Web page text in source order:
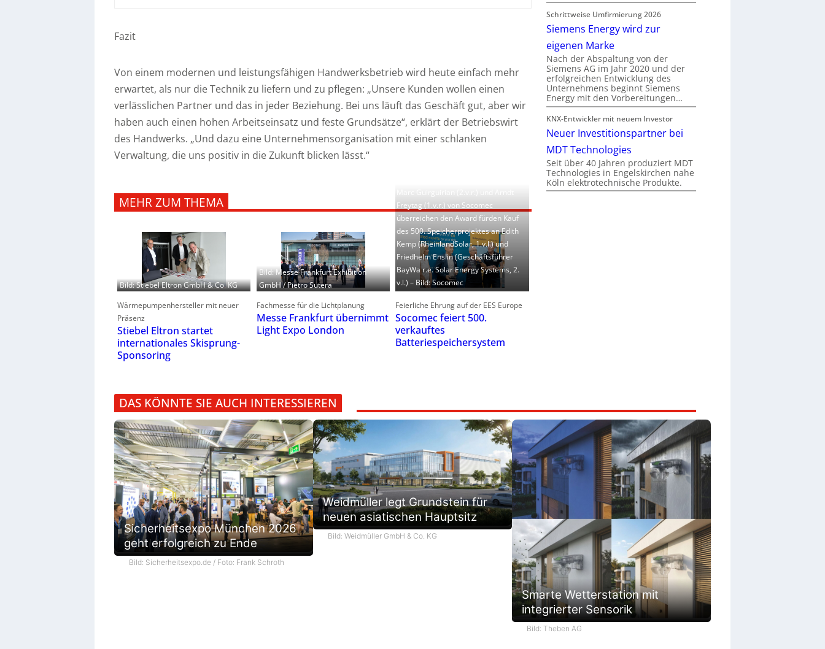
Fazit
Von einem modernen und leistungsfähigen Handwerksbetrieb wird heute einfach mehr
erwartet, als nur die Technik zu liefern und zu pflegen: „Unsere Kunden wollen einen
verlässlichen Partner und das in jeder Beziehung. Bei uns läuft das Geschäft gut, aber wir
haben auch einen hohen Arbeitseinsatz und feste Grundsätze“, erklärt der Betriebswirt
des Handwerks. „Und dazu eine Unternehmensorganisation mit einer schlanken
Verwaltung, die uns positiv in die Zukunft blicken lässt.“
MEHR ZUM THEMA
Bild: Stiebel Eltron GmbH & Co. KG
Wärmepumpenhersteller mit neuer
Präsenz
Stiebel Eltron startet
internationales Skisprung-
Sponsoring
Bild: Messe Frankfurt Exhibition
GmbH / Pietro Sutera
Fachmesse für die Lichtplanung
Messe Frankfurt übernimmt
Light Expo London
Freytag (1.v.r.) von Socomec
überreichen den Award fürden Kauf
des 500. Speicherprojektes an Edith
Kemp (RheinlandSolar, 1.v.l.) und
Friedhelm Enslin (Geschäftsführer
BayWa r.e. Solar Energy Systems, 2.
v.l.) – Bild: Socomec
Feierliche Ehrung auf der EES Europe
Socomec feiert 500.
verkauftes
Batteriespeichersystem
Schrittweise Umfirmierung 2026
Siemens Energy wird zur
eigenen Marke
Nach der Abspaltung von der
Siemens AG im Jahr 2020 und der
erfolgreichen Entwicklung des
Unternehmens beginnt Siemens
Energy mit den Vorbereitungen…
KNX-Entwickler mit neuem Investor
Neuer Investitionspartner bei
MDT Technologies
Seit über 40 Jahren produziert MDT
Technologies in Engelskirchen nahe
Köln elektrotechnische Produkte.
DAS KÖNNTE SIE AUCH INTERESSIEREN
Sicherheitsexpo München 2026
geht erfolgreich zu Ende
Bild: Sicherheitsexpo.de / Foto: Frank Schroth
Weidmüller legt Grundstein für
neuen asiatischen Hauptsitz
Bild: Weidmüller GmbH & Co. KG
Smarte Wetterstation mit
integrierter Sensorik
Bild: Theben AG